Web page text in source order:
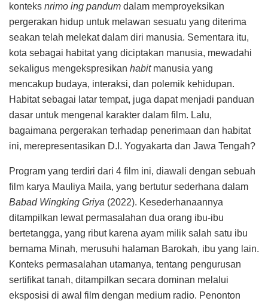
konteks nrimo ing pandum dalam memproyeksikan
pergerakan hidup untuk melawan sesuatu yang diterima
seakan telah melekat dalam diri manusia. Sementara itu,
kota sebagai habitat yang diciptakan manusia, mewadahi
sekaligus mengekspresikan habit manusia yang
mencakup budaya, interaksi, dan polemik kehidupan.
Habitat sebagai latar tempat, juga dapat menjadi panduan
dasar untuk mengenal karakter dalam film. Lalu,
bagaimana pergerakan terhadap penerimaan dan habitat
ini, merepresentasikan D.I. Yogyakarta dan Jawa Tengah?
Program yang terdiri dari 4 film ini, diawali dengan sebuah
film karya Mauliya Maila, yang bertutur sederhana dalam
Babad Wingking Griya (2022). Kesederhanaannya
ditampilkan lewat permasalahan dua orang ibu-ibu
bertetangga, yang ribut karena ayam milik salah satu ibu
bernama Minah, merusuhi halaman Barokah, ibu yang lain.
Konteks permasalahan utamanya, tentang pengurusan
sertifikat tanah, ditampilkan secara dominan melalui
eksposisi di awal film dengan medium radio. Penonton